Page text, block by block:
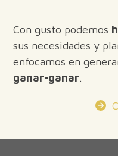
Con gusto podemos
sus necesidades y
enfocamos en
ganar-ganar.